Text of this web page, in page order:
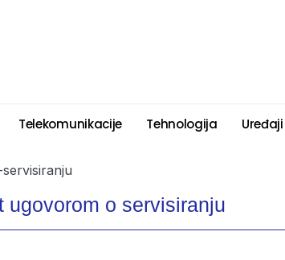
Telekomunikacije Tehnologija Uređaji
o servisiranju